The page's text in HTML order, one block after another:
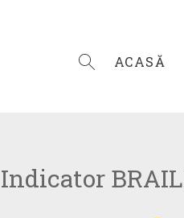
ACASĂ
Indicator